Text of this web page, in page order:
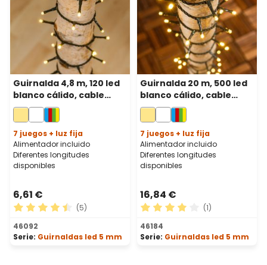
Guirnalda 4,8 m, 120 led
blanco cálido, cable
verde
7 juegos + luz fija
Alimentador incluido
Diferentes longitudes
disponibles
6,61 €
Calificación promedio de 4.6 de 5 estrellas
(5)
46092
Serie: Guirnaldas led 5 mm
Guirnalda 20 m, 500 led
blanco cálido, cable
verde
7 juegos + luz fija
Alimentador incluido
Diferentes longitudes
disponibles
16,84 €
Calificación promedio de
(1)
46184
Serie: Guirnaldas led 5 mm